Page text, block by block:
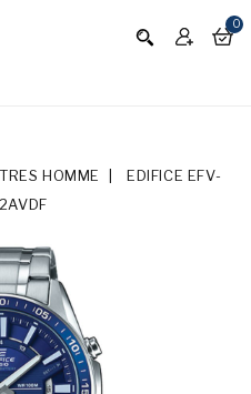
0
HOMME
EDIFICE EFV-